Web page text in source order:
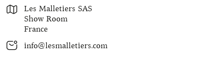
Les Malletiers SAS
Show Room
France
info@lesmalletiers.com